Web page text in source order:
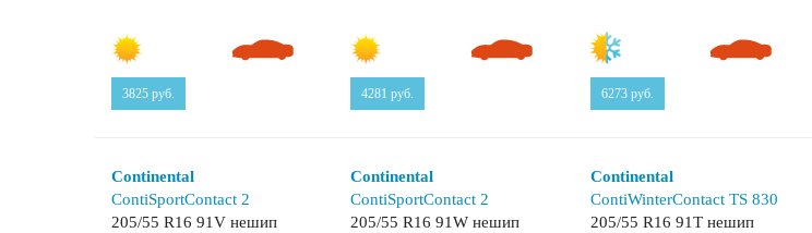
3825 руб. 4281 руб. 6273руб.
Continental
ContiSportContact 2
205/55 R16 91V нешип
Continental
ContiSportContact 2
205/55 R16 91W нешип
Continental
ContiWinterContact TS 830
205/55 R16 91T нешип